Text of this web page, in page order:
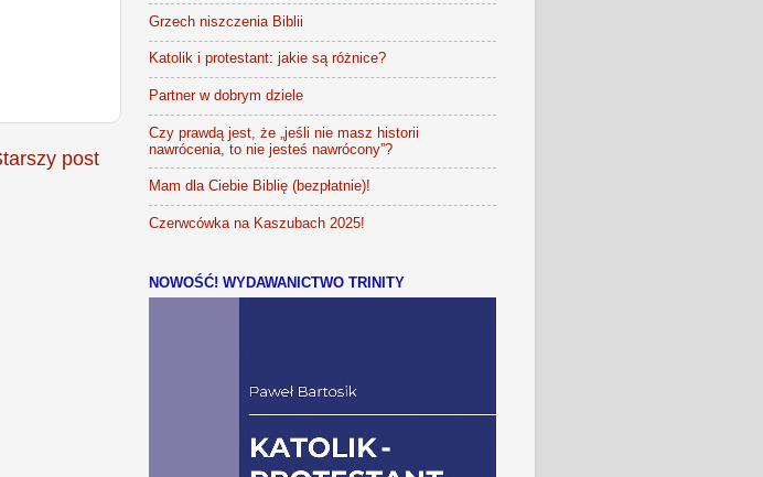
post
Grzech niszczenia Biblii
Katolik i protestant: jakie są różnice?
Partner w dobrym dziele
Czy prawdą jest, że „jeśli nie masz historii
nawrócenia, to nie jesteś nawrócony”?
Mam dla Ciebie Biblię (bezpłatnie)!
Czerwcówka na Kaszubach 2025!
NOWOŚĆ! WYDAWANICTWO TRINITY